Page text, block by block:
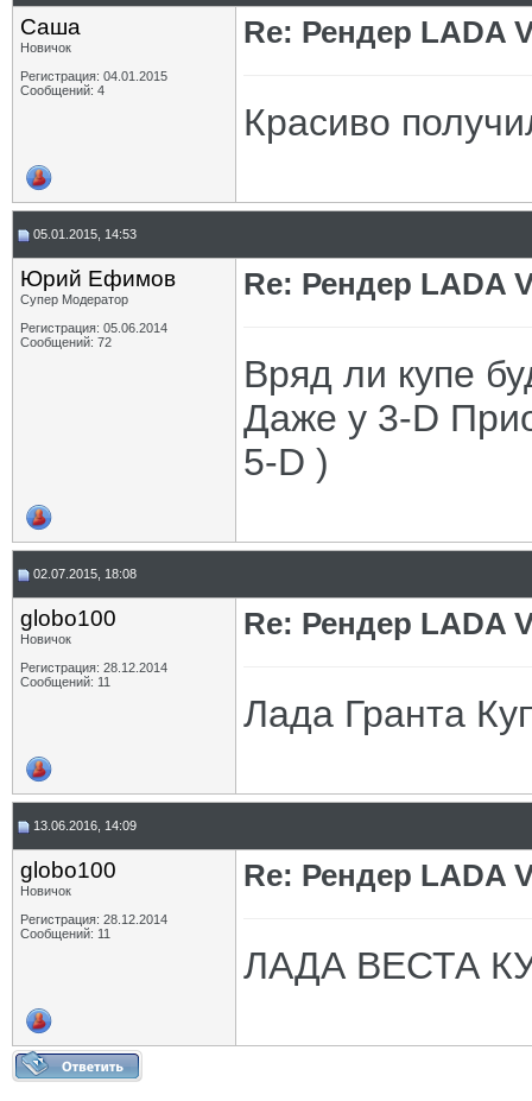
Саша
Новичок
Регистрация: 04.01.2015
Сообщений: 4
Re: Рендер LADA
Красиво
05.01.2015, 14:53
Юрий Ефимов
Супер Модератор
Регистрация: 05.06.2014
Сообщений: 72
Re: Рендер LADA
Вряд ли купе
Даже у 3-D
5-D )
02.07.2015, 18:08
globo100
Новичок
Регистрация: 28.12.2014
Сообщений: 11
Re: Рендер LADA
Лада Гранта
13.06.2016, 14:09
globo100
Новичок
Регистрация: 28.12.2014
Сообщений: 11
Re: Рендер LADA
ЛАДА ВЕСТА